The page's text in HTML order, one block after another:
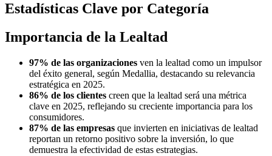
Estadísticas Clave por Categoría
Importancia de la Lealtad
97% de las organizaciones ven la lealtad como un impulsor
del éxito general, según Medallia, destacando su relevancia
estratégica en 2025.
86% de los clientes creen que la lealtad será una métrica
clave en 2025, reflejando su creciente importancia para los
consumidores.
87% de las empresas que invierten en iniciativas de lealtad
reportan un retorno positivo sobre la inversión, lo que
demuestra la efectividad de estas estrategias.